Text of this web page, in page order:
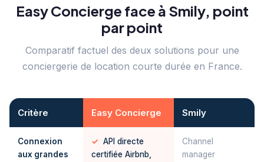
Easy Concierge face à Smily, point
par point
Comparatif factuel des deux solutions pour une
conciergerie de location courte durée en France.
Critère Easy Concierge Smily
Connexion
aux grandes
✓ API directe
certifiée Airbnb,
Channel
manager